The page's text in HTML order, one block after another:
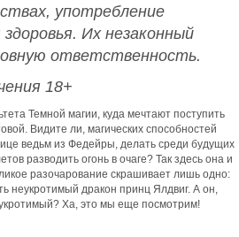
употребление
Их незаконный
ответственность.
18+
Темной магии, куда мечтают поступить
Видите ли, магических способностей
ведьм из Федейры, делать среди будущих
разводить огонь в очаге? Так здесь она и
разочарование скрашивает лишь одно:
неукротимый дракон принц Ялдвиг. А он,
Ха, это мы еще посмотрим!